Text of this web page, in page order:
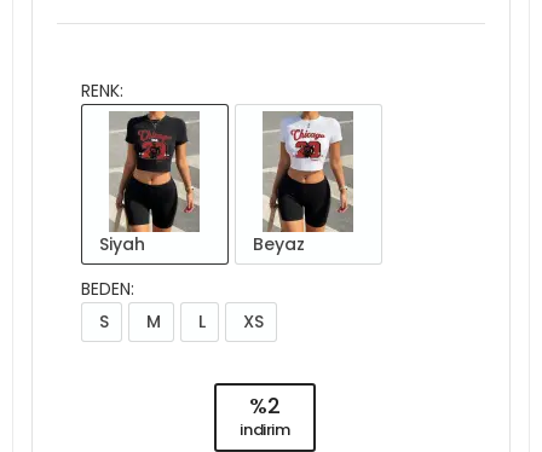
RENK:
Siyah
Beyaz
BEDEN:
S
M L XS
%2
indirim